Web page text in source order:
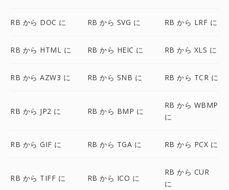
RB から DOC に RB から SVG に RB から LRF に
RB から HTML に RB から HEIC に RB から XLS に
RB から AZW3 に RB から SNB に RB から TCR に
RB から JP2 に RB から BMP に
RB から WBMP
に
RB から GIF に RB から TGA に RB から PCX に
RB から TIFF に RB から ICO に
RB から CUR
に